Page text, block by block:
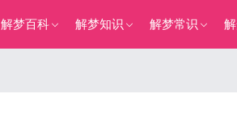
解梦百科 解梦知识 解梦常识